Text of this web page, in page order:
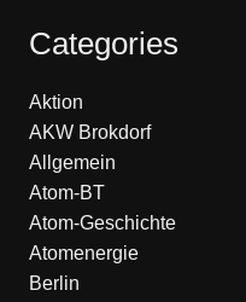
Categories
Aktion
AKW Brokdorf
Allgemein
Atom-BT
Atom-Geschichte
Atomenergie
Berlin